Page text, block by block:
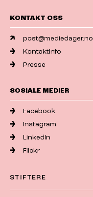
KONTAKT OSS
post@mediedager.no
Kontaktinfo
Presse
SOSIALE MEDIER
Facebook
Instagram
LinkedIn
Flickr
STIFTERE